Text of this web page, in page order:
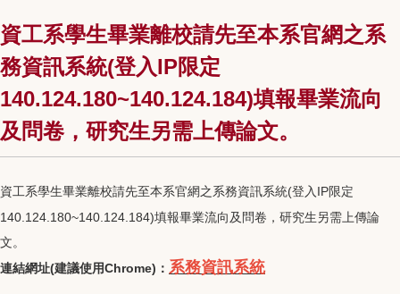
資工系學生畢業離校請先至本系官網之系
務資訊系統(登入IP限定
140.124.180~140.124.184)填報畢業流向
及問卷，研究生另需上傳論文。
資工系學生畢業離校請先至本系官網之系務資訊系統(登入IP限定
140.124.180~140.124.184)填報畢業流向及問卷，研究生另需上傳論
文。
連結網址(建議使用Chrome)： 系務資訊系統